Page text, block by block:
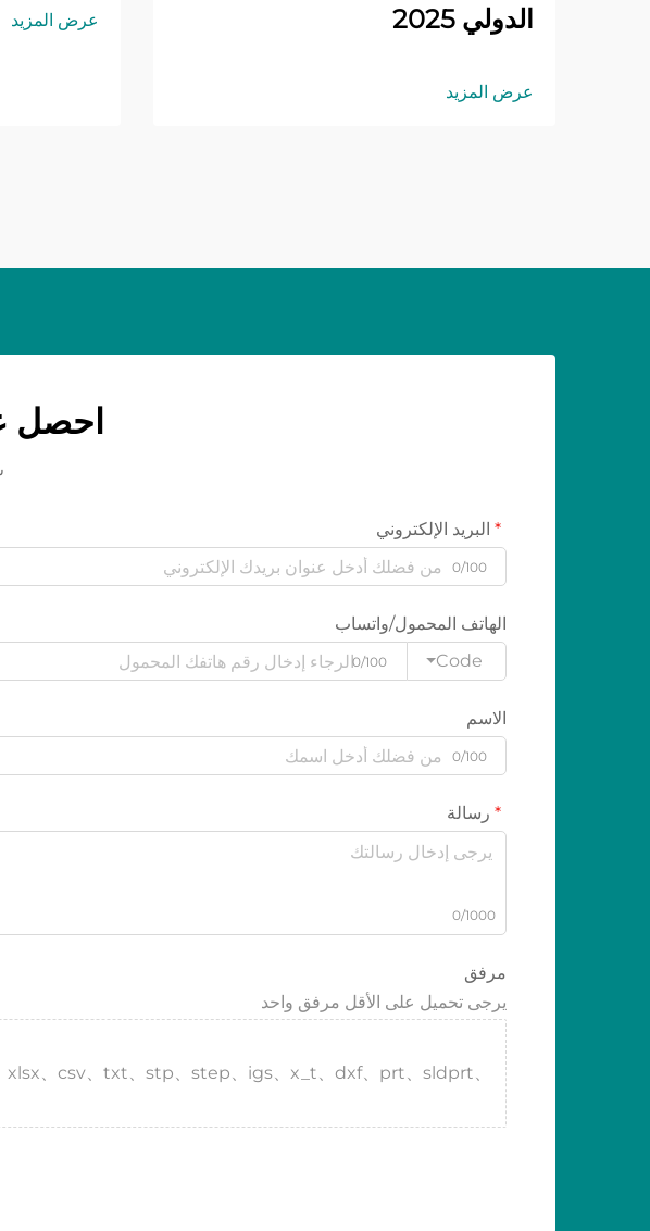
الدولي 2025
عرض المزيد
عرض المزيد
احصل
البريد الإلكتروني
0/100
الهاتف المحمول/واتساب
Code
0/100
الاسم
0/100
رسالة
0/1000
مرفق
يرجى تحميل على الأقل مرفق واحد
、csv、txt、stp、step、igs、x_t、dxf、prt、sldprt、